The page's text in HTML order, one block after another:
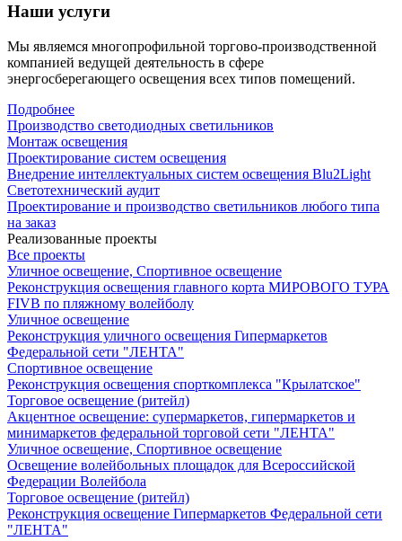
Наши услуги
Мы являемся многопрофильной торгово-производственной
компанией ведущей деятельность в сфере
энергосберегающего освещения всех типов помещений.
Подробнее
Производство светодиодных светильников
Монтаж освещения
Проектирование систем освещения
Внедрение интеллектуальных систем освещения Blu2Light
Светотехнический аудит
Проектирование и производство светильников любого типа
на заказ
Реализованные проекты
Все проекты
Уличное освещение, Спортивное освещение
Реконструкция освещения главного корта МИРОВОГО ТУРА
FIVB по пляжному волейболу
Уличное освещение
Реконструкция уличного освещения Гипермаркетов
Федеральной сети "ЛЕНТА"
Спортивное освещение
Реконструкция освещения спорткомплекса "Крылатское"
Торговое освещение (ритейл)
Акцентное освещение: супермаркетов, гипермаркетов и
минимаркетов федеральной торговой сети "ЛЕНТА"
Уличное освещение, Спортивное освещение
Освещение волейбольных площадок для Всероссийской
Федерации Волейбола
Торговое освещение (ритейл)
Реконструкция освещение Гипермаркетов Федеральной сети
"ЛЕНТА"